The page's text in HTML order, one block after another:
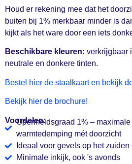
Houd er rekening mee dat het
buiten bij 1% merkbaar minder is
kijkt als het ware door een iets
Beschikbare kleuren: verkrijgbaar
neutrale en donkere tinten.
Bestel hier de staalkaart en bekijk
Bekijk hier de brochure!
Voordelen:
Openheidsgraad 1% – maximale
warmtedemping mét doorzicht
Ideaal voor gevels op het
Minimale inkijk, ook 's avonds